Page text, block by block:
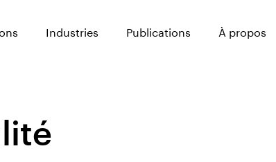
Industries Publications À propos